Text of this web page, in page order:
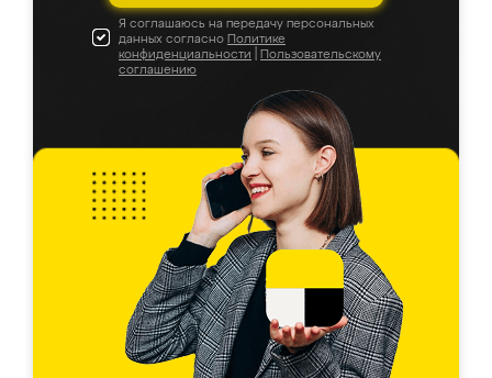
Я соглашаюсь на передачу персональных
данных согласно Политике
конфиденциальности
Пользовательскому
соглашению